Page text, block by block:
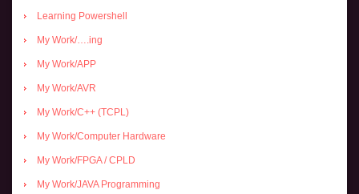
Learning Powershell
My Work/….ing
My Work/APP
My Work/AVR
My Work/C++ (TCPL)
My Work/Computer Hardware
My Work/FPGA / CPLD
My Work/JAVA Programming